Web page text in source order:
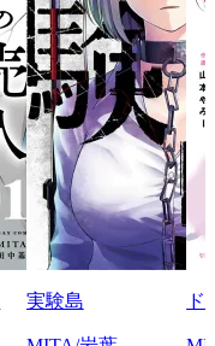
実験島 ド